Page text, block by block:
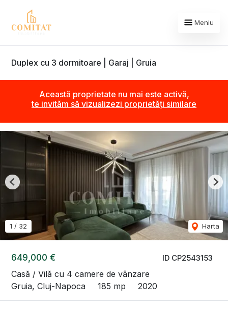
Meniu
Duplex cu 3 dormitoare | Garaj | Gruia
Această proprietate nu mai este activă,
te invităm să vizualizezi proprietăți similare
ID CP2543153
649,000 €
Casă / Vilă cu 4 camere de vânzare
Gruia, Cluj-Napoca
185 mp 2020
1 / 32 Harta
Previous